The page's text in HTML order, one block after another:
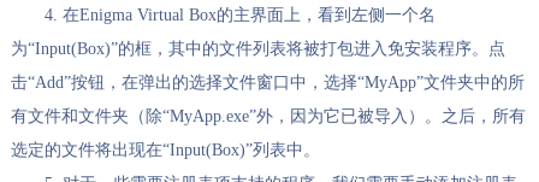
4. 在Enigma Virtual Box的主界面上，看到左侧一个名
为“Input(Box)”的框，其中的文件列表将被打包进入免安装程序。点
击“Add”按钮，在弹出的选择文件窗口中，选择“MyApp”文件夹中的所
有文件和文件夹（除“MyApp.exe”外，因为它已被导入）。之后，所有
选定的文件将出现在“Input(Box)”列表中。